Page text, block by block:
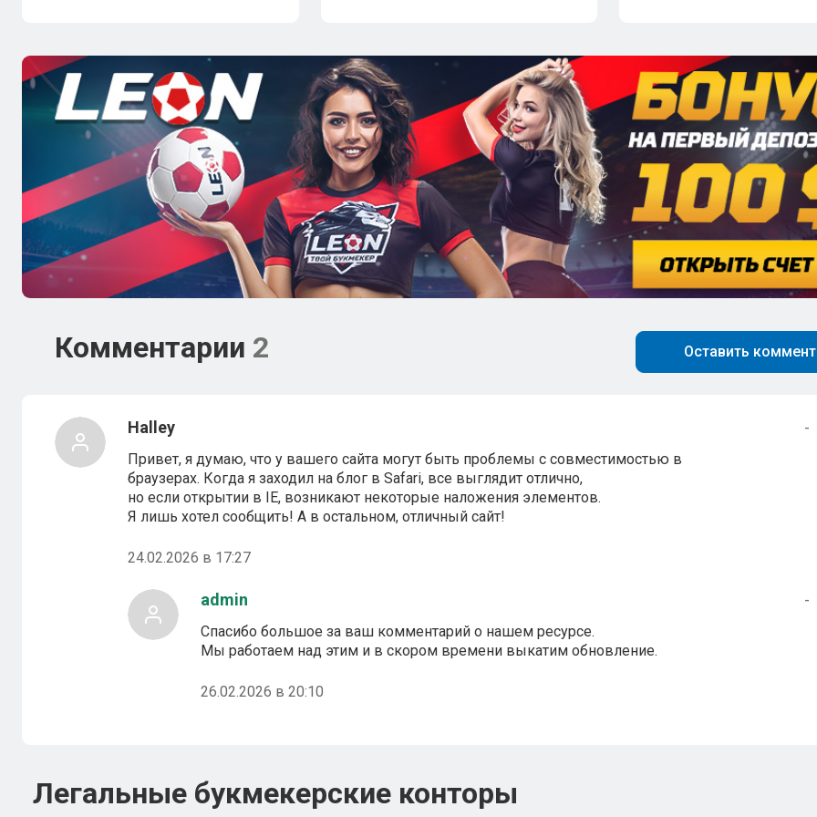
Комментарии 2 Оставить
Halley -
Привет, я думаю, что у вашего сайта могут быть проблемы с совместимостью в
браузерах. Когда я заходил на блог в Safari, все выглядит отлично,
но если открытии в IE, возникают некоторые наложения элементов.
Я лишь хотел сообщить! А в остальном, отличный сайт!
24.02.2026 в 17:27
admin -
Спасибо большое за ваш комментарий о нашем ресурсе.
Мы работаем над этим и в скором времени выкатим обновление.
26.02.2026 в 20:10
Легальные букмекерские конторы